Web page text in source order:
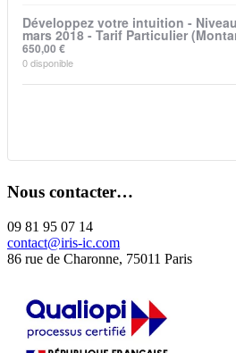
Développez votre intuition -
mars 2018 - Tarif Particulier
650,00 €
0disponible
Nous contacter…
09 81 95 07 14
contact@iris-ic.com
86 rue de Charonne, 75011 Paris